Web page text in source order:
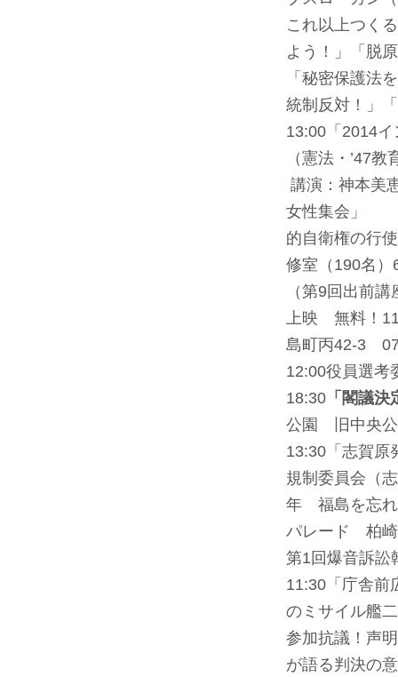
これ以上つく
よう！」「脱
「秘密保護法
統制反対！」
13:00「2014
（憲法・’47
講演：神本美
女性集会」
的自衛権の行
修室（190名）
（第9回出前講
上映 無料！
島町丙42-3
12:00役員選考
18:30「閣議決
公園 旧中央公
13:30「志賀
規制委員会（
年 福島を忘れ
パレード 柏崎
第1回爆音訴訟
11:30「庁舎
のミサイル艦
参加抗議！声明
が語る判決の